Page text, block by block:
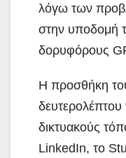
λόγω των
στην υποδομή
δορυφόρους
Η προσθήκη
δευτερολέπτου
δικτυακούς
LinkedIn, το